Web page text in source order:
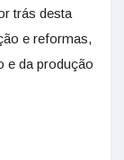
trás desta
e reformas,
e da produção